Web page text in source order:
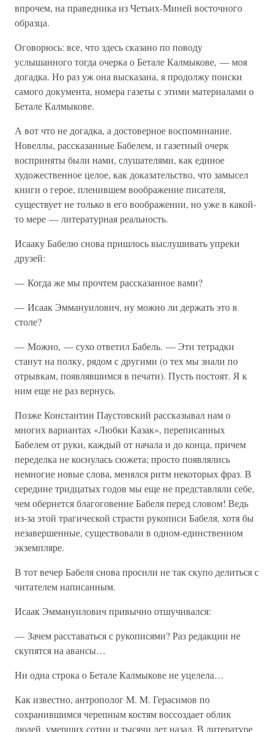
впрочем, на праведника из Четьих-Миней восточного
образца.
Оговорюсь: все, что здесь сказано по поводу
услышанного тогда очерка о Бетале Калмыкове, — моя
догадка. Но раз уж она высказана, я продолжу поиски
самого документа, номера газеты с этими материалами о
Бетале Калмыкове.
А вот что не догадка, а достоверное воспоминание.
Новеллы, рассказанные Бабелем, и газетный очерк
восприняты были нами, слушателями, как единое
художественное целое, как доказательство, что замысел
книги о герое, пленившем воображение писателя,
существует не только в его воображении, но уже в какой-
то мере — литературная реальность.
Исааку Бабелю снова пришлось выслушивать упреки
друзей:
— Когда же мы прочтем рассказанное вами?
— Исаак Эммануилович, ну можно ли держать это в
столе?
— Можно, — сухо ответил Бабель. — Эти тетрадки
станут на полку, рядом с другими (о тех мы знали по
отрывкам, появлявшимся в печати). Пусть постоят. Я к
ним еще не раз вернусь.
Позже Константин Паустовский рассказывал нам о
многих вариантах «Любки Казак», переписанных
Бабелем от руки, каждый от начала и до конца, причем
переделка не коснулась сюжета; просто появлялись
немногие новые слова, менялся ритм некоторых фраз. В
середине тридцатых годов мы еще не представляли себе,
чем обернется благоговение Бабеля перед словом! Ведь
из-за этой трагической страсти рукописи Бабеля, хотя бы
незавершенные, существовали в одном-единственном
экземпляре.
В тот вечер Бабеля снова просили не так скупо делиться с
читателем написанным.
Исаак Эммануилович привычно отшучивался:
— Зачем расставаться с рукописями? Раз редакции не
скупятся на авансы…
Ни одна строка о Бетале Калмыкове не уцелела…
Как известно, антрополог M. M. Герасимов по
сохранившимся черепным костям воссоздает облик
людей, умерших сотни и тысячи лет назад. В литературе